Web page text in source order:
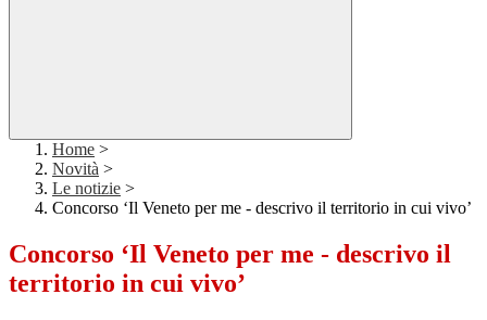
Home >
Novità >
Le notizie >
Concorso ‘Il Veneto per me - descrivo il territorio in cui vivo’
Concorso ‘Il Veneto per me - descrivo il
territorio in cui vivo’